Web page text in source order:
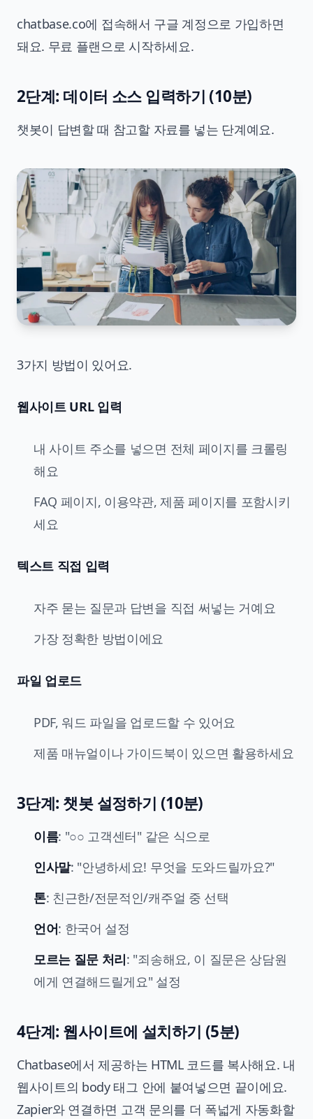
chatbase.co에 접속해서 구글 계정으로 가입하면
돼요. 무료 플랜으로 시작하세요.
2단계: 데이터 소스 입력하기 (10분)
챗봇이 답변할 때 참고할 자료를 넣는 단계예요.
3가지 방법이 있어요.
웹사이트 URL 입력
내 사이트 주소를 넣으면 전체 페이지를 크롤링
해요
FAQ 페이지, 이용약관, 제품 페이지를 포함시키
세요
텍스트 직접 입력
자주 묻는 질문과 답변을 직접 써넣는 거예요
가장 정확한 방법이에요
파일 업로드
PDF, 워드 파일을 업로드할 수 있어요
제품 매뉴얼이나 가이드북이 있으면 활용하세요
3단계: 챗봇 설정하기 (10분)
이름: "○○ 고객센터" 같은 식으로
인사말: "안녕하세요! 무엇을 도와드릴까요?"
톤: 친근한/전문적인/캐주얼 중 선택
언어: 한국어 설정
모르는 질문 처리: "죄송해요, 이 질문은 상담원
에게 연결해드릴게요" 설정
4단계: 웹사이트에 설치하기 (5분)
Chatbase에서 제공하는 HTML 코드를 복사해요. 내
웹사이트의 body 태그 안에 붙여넣으면 끝이에요.
Zapier와 연결하면 고객 문의를 더 폭넓게 자동화할